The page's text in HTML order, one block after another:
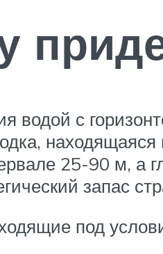
водой с
25-90 м, а
запас
под